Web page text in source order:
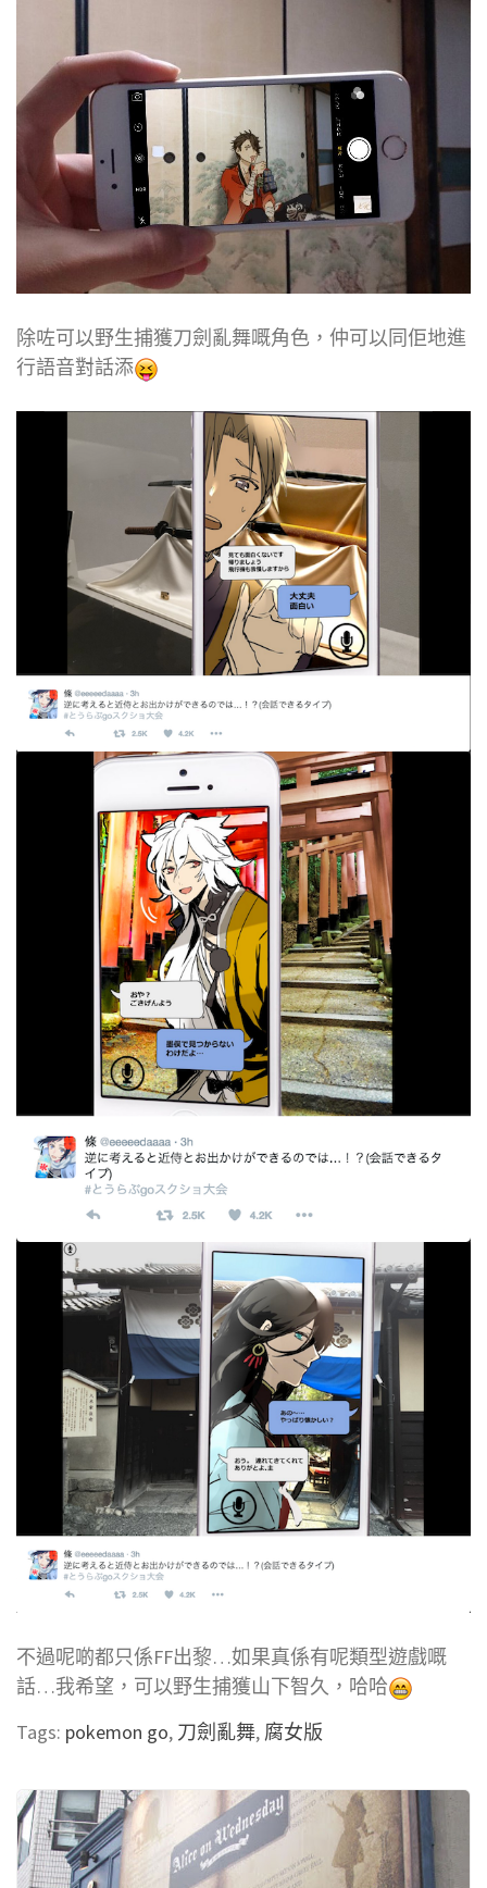
除咗可以野生捕獲刀劍亂舞嘅角色，仲可以同佢地進
行語音對話添
不過呢啲都只係FF出黎…如果真係有呢類型遊戲嘅
話…我希望，可以野生捕獲山下智久，哈哈
Tags: pokemon go, 刀劍亂舞, 腐女版